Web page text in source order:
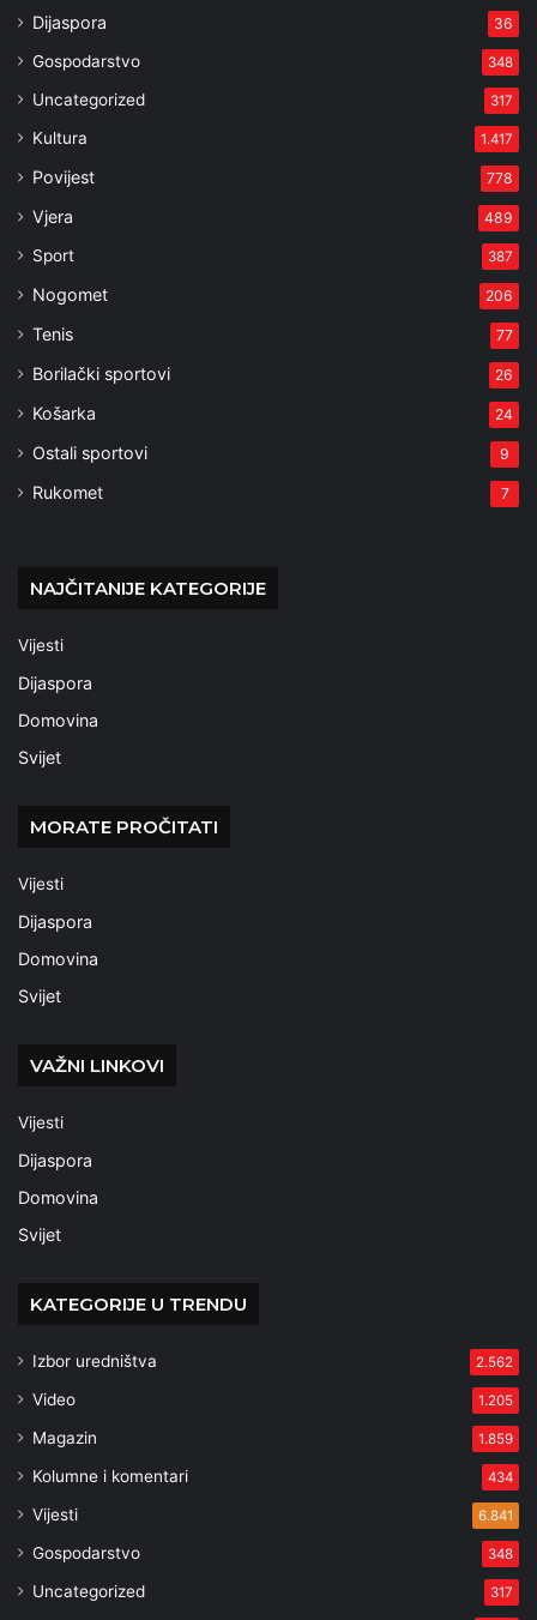
Dijaspora 36
Gospodarstvo 348
Uncategorized 317
Kultura 1.417
Povijest 778
Vjera 489
Sport 387
Nogomet 206
Tenis 77
Borilački sportovi 26
Košarka 24
Ostali sportovi 9
Rukomet 7
NAJČITANIJE KATEGORIJE
Vijesti
Dijaspora
Domovina
Svijet
MORATE PROČITATI
Vijesti
Dijaspora
Domovina
Svijet
VAŽNI LINKOVI
Vijesti
Dijaspora
Domovina
Svijet
KATEGORIJE U TRENDU
Izbor uredništva 2.562
Video 1.205
Magazin 1.859
Kolumne i komentari 434
Vijesti 6.841
Gospodarstvo 348
Uncategorized 317